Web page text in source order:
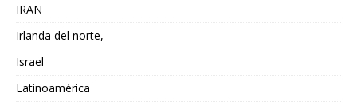
IRAN
Irlanda del norte,
Israel
Latinoamérica